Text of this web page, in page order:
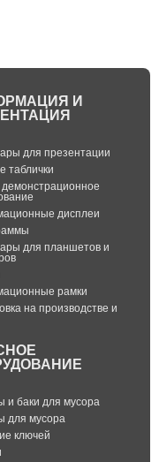
И
для презентации
таблички
демонстрационное
дисплеи
для планшетов и
рамки
на производстве и
и баки для мусора
для мусора
ключей